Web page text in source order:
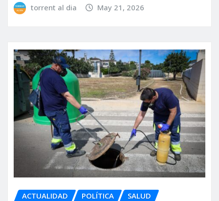
torrent al dia May 21, 2026
ACTUALIDAD POLÍTICA SALUD